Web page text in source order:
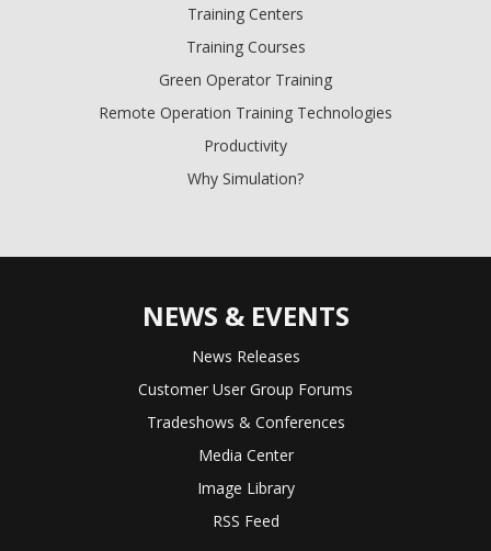
Training Centers
Training Courses
Green Operator Training
Remote Operation Training Technologies
Productivity
Why Simulation?
NEWS & EVENTS
News Releases
Customer User Group Forums
Tradeshows & Conferences
Media Center
Image Library
RSS Feed